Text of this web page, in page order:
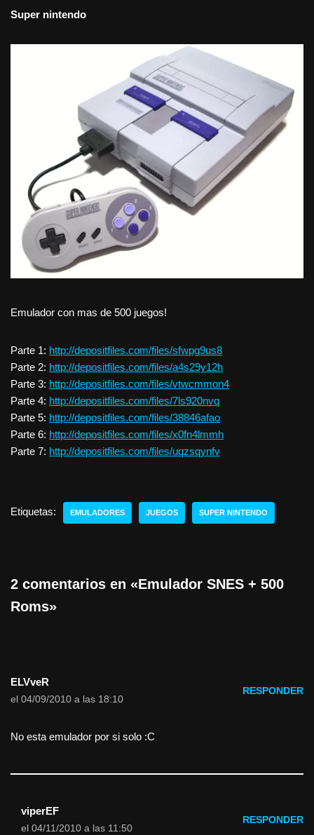
Super nintendo
Emulador con mas de 500 juegos!
Parte 1: http://depositfiles.com/files/sfwpg9us8
Parte 2: http://depositfiles.com/files/a4s29y12h
Parte 3: http://depositfiles.com/files/vtwcmmon4
Parte 4: http://depositfiles.com/files/7ls920nvq
Parte 5: http://depositfiles.com/files/38846afao
Parte 6: http://depositfiles.com/files/x0fn4lmmh
Parte 7: http://depositfiles.com/files/uqzsqynfv
Etiquetas: EMULADORES JUEGOS SUPER NINTENDO
2 comentarios en «Emulador SNES + 500
Roms»
ELVveR
el 04/09/2010 a las 18:10
RESPONDER
No esta emulador por si solo :C
viperEF
el 04/11/2010 a las 11:50
RESPONDER